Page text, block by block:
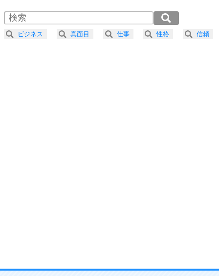
4 器の大きい人は、怒りを優しさで表現する。
ことが大切。
2.0倍速 （392KB 1分40秒）
2.5倍速 （313KB 1分20秒）
3.0倍速 （261KB 1分6秒）
ビジネス 真面目 仕事 性格 信頼